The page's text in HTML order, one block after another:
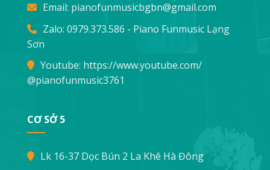
Email: pianofunmusicbgbn@gmail.com
Zalo: 0979.373.586 - Piano Funmusic Lạng
Sơn
Youtube: https://www.youtube.com/
@pianofunmusic3761
CƠ SỞ 5
Lk 16-37 Dọc Bún 2 La Khê Hà Đông